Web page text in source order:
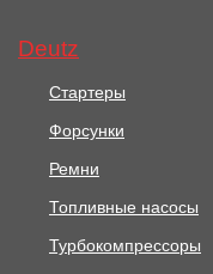
Deutz
Стартеры
Форсунки
Ремни
Топливные насосы
Турбокомпрессоры